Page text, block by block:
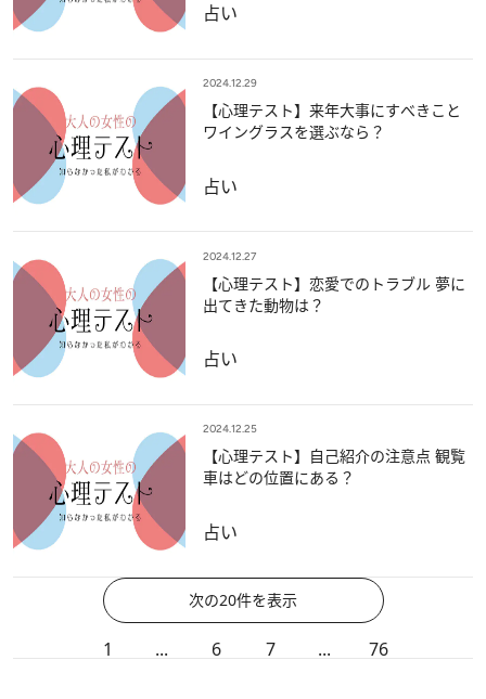
占い
2024.12.29
【心理テスト】来年大事にすべきこと
ワイングラスを選ぶなら？
占い
2024.12.27
【心理テスト】恋愛でのトラブル 夢に
出てきた動物は？
占い
2024.12.25
【心理テスト】自己紹介の注意点 観覧
車はどの位置にある？
占い
次の20件を表示
1 ... 6 7 ... 76